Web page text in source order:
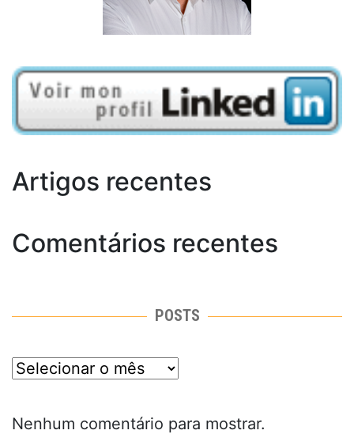
Artigos recentes
Comentários recentes
POSTS
posts
Nenhum comentário para mostrar.